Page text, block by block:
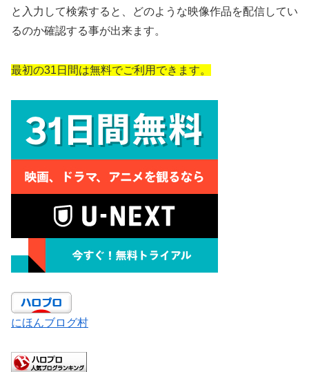
と入力して検索すると、どのような映像作品を配信してい
るのか確認する事が出来ます。
最初の31日間は無料でご利用できます。
にほんブログ村